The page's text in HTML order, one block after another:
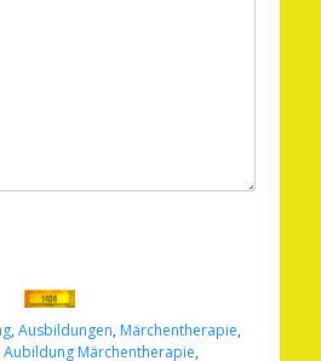
, Ausbildungen, Märchentherapie,
Aubildung Märchentherapie,